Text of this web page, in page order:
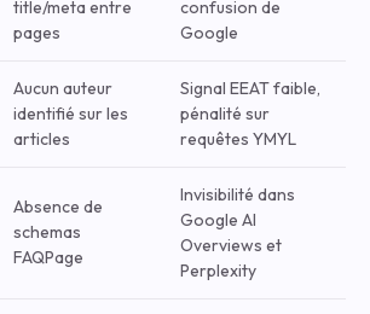
title/meta entre
pages
confusion de
Google
Aucun auteur
identifié sur les
articles
Signal EEAT faible,
pénalité sur
requêtes YMYL
Absence de
schemas
FAQPage
Invisibilité dans
Google AI
Overviews et
Perplexity